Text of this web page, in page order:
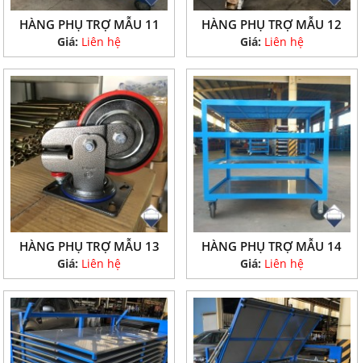
HÀNG PHỤ TRỢ MẪU 11
Giá: Liên hệ
HÀNG PHỤ TRỢ MẪU 12
Giá: Liên hệ
HÀNG PHỤ TRỢ MẪU 13
Giá: Liên hệ
HÀNG PHỤ TRỢ MẪU 14
Giá: Liên hệ